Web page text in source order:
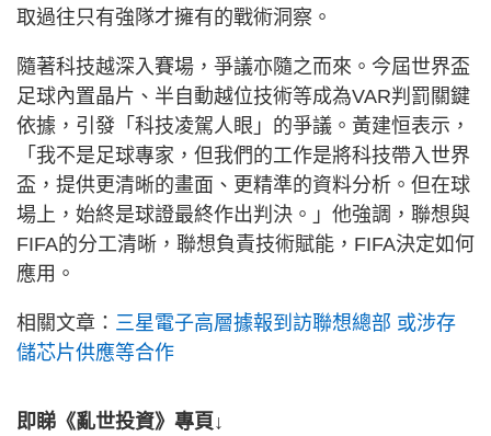
取過往只有強隊才擁有的戰術洞察。
隨著科技越深入賽場，爭議亦隨之而來。今屆世界盃
足球內置晶片、半自動越位技術等成為VAR判罰關鍵
依據，引發「科技凌駕人眼」的爭議。黃建恒表示，
「我不是足球專家，但我們的工作是將科技帶入世界
盃，提供更清晰的畫面、更精準的資料分析。但在球
場上，始終是球證最終作出判決。」他強調，聯想與
FIFA的分工清晰，聯想負責技術賦能，FIFA決定如何
應用。
相關文章： 三星電子高層據報到訪聯想總部 或涉存
儲芯片供應等合作
即睇《亂世投資》專頁↓